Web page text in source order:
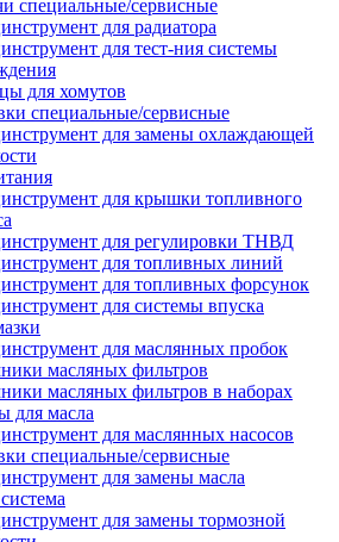
специальные/сервисные
для радиатора
для тест-ния системы
для хомутов
специальные/сервисные
для замены охлаждающей
для крышки топливного
для регулировки ТНВД
для топливных линий
для топливных форсунок
для системы впуска
для маслянных пробок
масляных фильтров
масляных фильтров в наборах
для масла
для маслянных насосов
специальные/сервисные
для замены масла
для замены тормозной